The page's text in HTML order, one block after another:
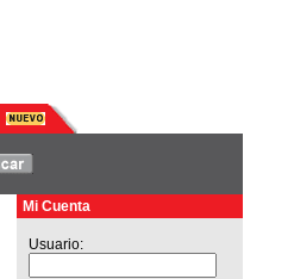
Mi Cuenta
Usuario: